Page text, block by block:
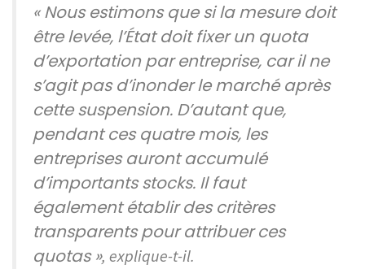
« Nous estimons que si la mesure doit
être levée, l’État doit fixer un quota
d’exportation par entreprise, car il ne
s’agit pas d’inonder le marché après
cette suspension. D’autant que,
pendant ces quatre mois, les
entreprises auront accumulé
d’importants stocks. Il faut
également établir des critères
transparents pour attribuer ces
quotas », explique-t-il.